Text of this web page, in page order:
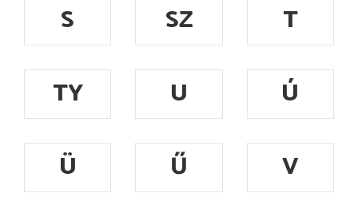
S
SZ
T
TY
U
Ú
Ü
Ű
V